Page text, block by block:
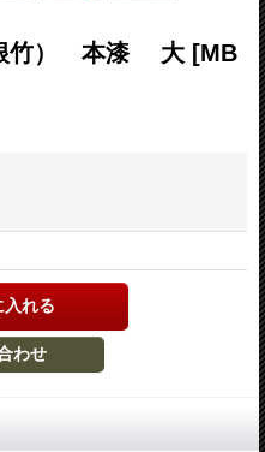
根竹） 本漆 大 [MB